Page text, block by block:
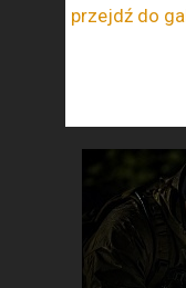
przejdź do